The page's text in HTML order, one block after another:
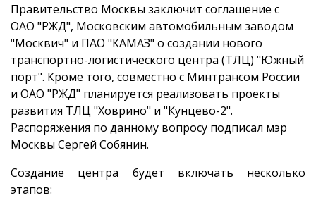
Правительство Москвы заключит соглашение с
ОАО "РЖД", Московским автомобильным заводом
"Москвич" и ПАО "КАМАЗ" о создании нового
транспортно-логистического центра (ТЛЦ) "Южный
порт". Кроме того, совместно с Минтрансом России
и ОАО "РЖД" планируется реализовать проекты
развития ТЛЦ "Ховрино" и "Кунцево-2".
Распоряжения по данному вопросу подписал мэр
Москвы Сергей Собянин.
Создание центра будет включать несколько
этапов: